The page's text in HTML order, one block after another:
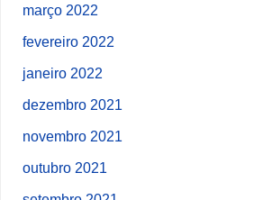
março 2022
fevereiro 2022
janeiro 2022
dezembro 2021
novembro 2021
outubro 2021